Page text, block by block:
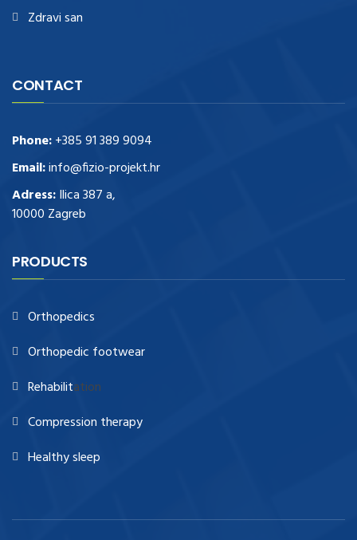
Zdravi san
CONTACT
Phone:+385 91 389 9094
Email:info@fizio-projekt.hr
Adress:Ilica 387 a,
10000 Zagreb
PRODUCTS
Orthopedics
Orthopedic footwear
Rehabilitation
Compression therapy
Healthy sleep